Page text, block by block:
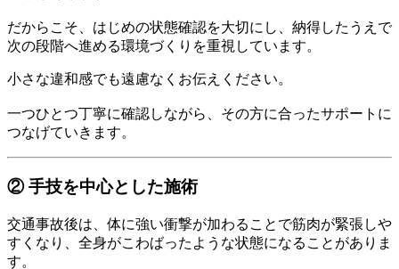
だからこそ、はじめの状態確認を大切にし、納得したうえで
次の段階へ進める環境づくりを重視しています。
小さな違和感でも遠慮なくお伝えください。
一つひとつ丁寧に確認しながら、その方に合ったサポートに
つなげていきます。
② 手技を中心とした施術
交通事故後は、体に強い衝撃が加わることで筋肉が緊張しや
すくなり、全身がこわばったような状態になることがありま
す。